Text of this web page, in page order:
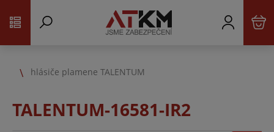
hlásiče plamene TALENTUM
TALENTUM-16581-IR2